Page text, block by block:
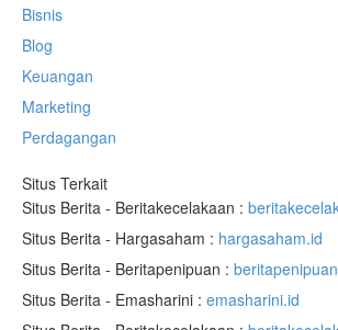
Bisnis
Blog
Keuangan
Marketing
Perdagangan
Situs Terkait
Situs Berita - Beritakecelakaan :
Situs Berita - Hargasaham : hargasaham.id
Situs Berita - Beritapenipuan :
Situs Berita - Emasharini : emasharini.id